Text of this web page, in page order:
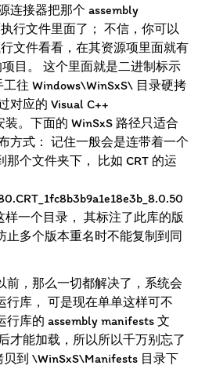
连接器把那个 assembly
行文件里面了； 不信，你可以
文件看看，在其资源项里面就有
项目。 这个里面就是二进制标示
往 Windows\WinSxS\ 目录硬拷
对应的 Visual C++
。下面的 WinSxS 路径只适合
方式： 记住一般会是连带着一个
个文件夹下， 比如 CRT 的运
样一个目录， 其标注了此库的版
止多个版本重名时不能复制到同
前，那么一切都解决了，系统会
行库， 可是现在单单这样可不
库的 assembly manifests 文
才能加载，所以所以千万别忘了
到 \WinSxS\Manifests 目录下